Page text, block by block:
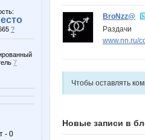
?
7
- 0
BroNzz@
Раздачи
www.nn.ru/
Чтобы оставлять
Новые записи в